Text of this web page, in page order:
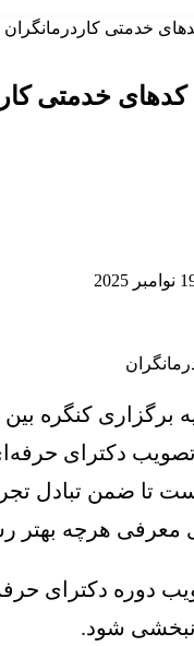
خدمتی کاردرمانگران
خدمتی
برگزاری کنگره
دکترای
تا ضمن تبادل
هرچه بهتر
ما پیگیر تصویب
شود.